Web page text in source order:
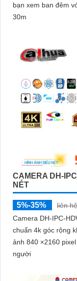
bạn xem ban đêm
30m
CAMERA DH-
NÉT
5%-35%
liên hệ
Camera DH-IPC-
chuẩn 4k góc rộng
ảnh 840 ×2160
người